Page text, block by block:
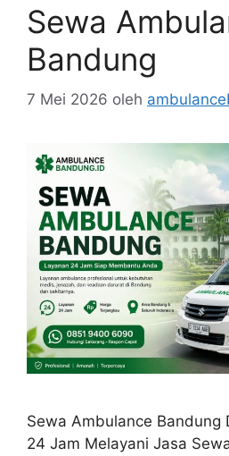
Sewa
Bandung
7 Mei 2026 oleh
Sewa Ambulance Bandung
24 Jam Melayani Jasa